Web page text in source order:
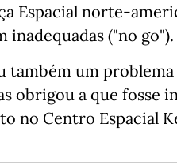
Espacial norte-
inadequadas ("no go").
também um
obrigou a que fosse
no Centro Espacial